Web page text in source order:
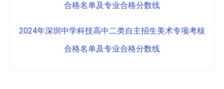
合格名单及专业合格分数线
2024年深圳中学科技高中二类自主招生美术专项考核
合格名单及专业合格分数线